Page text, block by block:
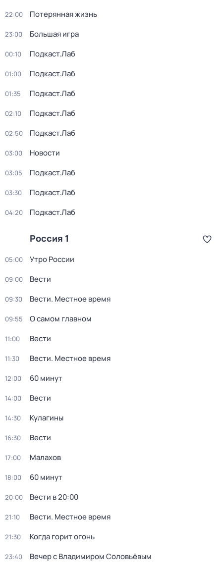
22:00 Потерянная жизнь
23:00 Большая игра
00:10 Подкаст.Лаб
01:00 Подкаст.Лаб
01:35 Подкаст.Лаб
02:10 Подкаст.Лаб
02:50 Подкаст.Лаб
03:00 Новости
03:05 Подкаст.Лаб
03:30 Подкаст.Лаб
04:20 Подкаст.Лаб
Россия 1
05:00 Утро России
09:00 Вести
09:30 Вести. Местное время
09:55 О самом главном
11:00 Вести
11:30 Вести. Местное время
12:00 60 минут
14:00 Вести
14:30 Кулагины
16:30 Вести
17:00 Малахов
18:00 60 минут
20:00 Вести в 20:00
21:10 Вести. Местное время
21:30 Когда горит огонь
23:40 Вечер с Владимиром Соловьёвым